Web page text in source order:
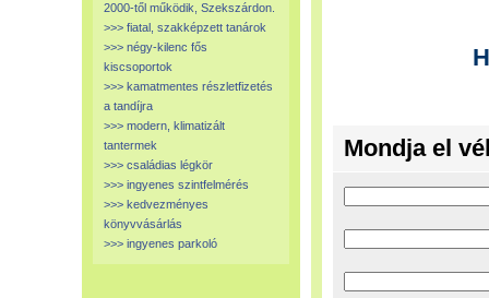
2000-től működik, Szekszárdon.
>>> fiatal, szakképzett tanárok
>>> négy-kilenc fős
kiscsoportok
>>> kamatmentes részletfizetés
a tandíjra
>>> modern, klimatizált
tantermek
>>> családias légkör
>>> ingyenes szintfelmérés
>>> kedvezményes
könyvvásárlás
>>> ingyenes parkoló
Mondja el